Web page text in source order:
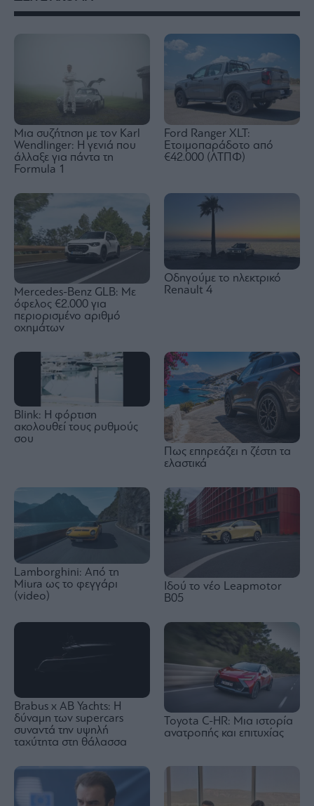
Μια συζήτηση με τον Karl
Wendlinger: Η γενιά που
άλλαξε για πάντα τη
Formula 1
Ford Ranger XLT:
Ετοιμοπαράδοτο από
€42.000 (ΛΤΠΦ)
Mercedes-Benz GLB: Mε
όφελος €2.000 για
περιορισμένο αριθμό
οχημάτων
Οδηγούμε το ηλεκτρικό
Renault 4
Blink: Η φόρτιση
ακολουθεί τους ρυθμούς
σου
Πως επηρεάζει η ζέστη τα
ελαστικά
Lamborghini: Από τη
Miura ως το φεγγάρι
(video)
Ιδού τo νέο Leapmotor
B05
Brabus x AB Yachts: Η
δύναμη των supercars
συναντά την υψηλή
ταχύτητα στη θάλασσα
Toyota C-HR: Μια ιστορία
ανατροπής και επιτυχίας